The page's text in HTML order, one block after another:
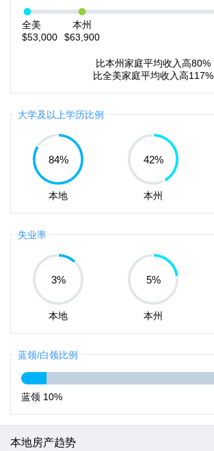
全美
$53,000
本州
$63,900
比本州家庭平均收入高80%
比全美家庭平均收入高117%
大学及以上学历比例
84%
本地
42%
本州
失业率
3%
本地
5%
本州
蓝领/白领比例
蓝领 10%
本地房产趋势